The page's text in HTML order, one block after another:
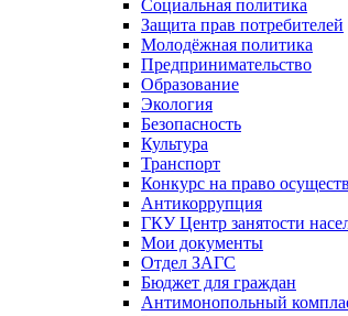
Социальная политика
Защита прав потребителей
Молодёжная политика
Предпринимательство
Образование
Экология
Безопасность
Культура
Транспорт
Конкурс на право
Антикоррупция
ГКУ Центр занятости
Мои документы
Отдел ЗАГС
Бюджет для граждан
Антимонопольный